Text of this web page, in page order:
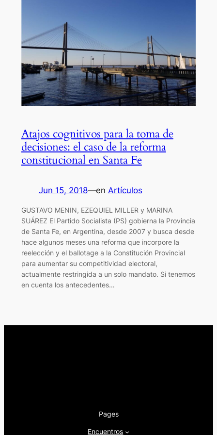
Atajos cognitivos para la toma de
decisiones: el caso de la reforma
constitucional en Santa Fe
Jun 15, 2018—en Artículos
GUSTAVO MENIN, EZEQUIEL MILLER y MARINA
SUÁREZ El Partido Socialista (PS) gobierna la Provincia
de Santa Fe, en Argentina, desde 2007 y busca desde
hace algunos meses una reforma que incorpore la
reelección y el ballotage a la Constitución Provincial
para aumentar su competitividad electoral,
actualmente restringida a un solo mandato. Si tenemos
en cuenta los antecedentes…
Pages
Encuentros